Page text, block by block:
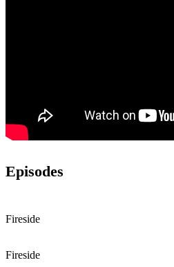
Episodes
Fireside
Fireside